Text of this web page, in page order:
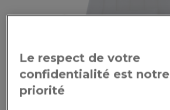
Le respect de votre
confidentialité est notre
priorité